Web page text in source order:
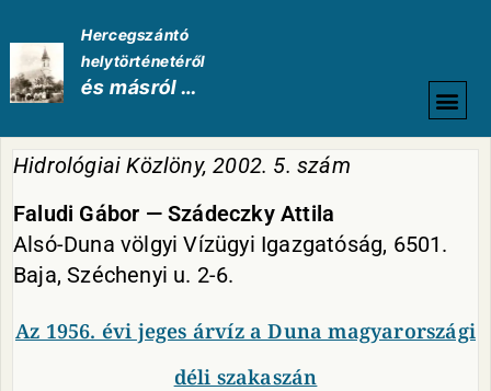
Hercegszántó
helytörténetéről
és másról …
Hidrológiai Közlöny, 2002. 5. szám
Faludi Gábor — Szádeczky Attila
Alsó-Duna völgyi Vízügyi Igazgatóság, 6501.
Baja, Széchenyi u. 2-6.
Az 1956. évi jeges árvíz a Duna magyarországi
déli szakaszán